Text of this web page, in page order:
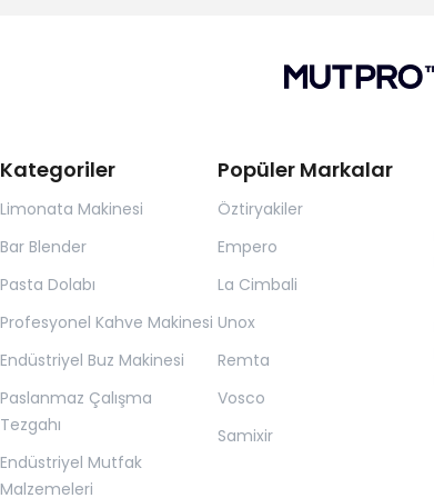
Kategoriler
Limonata Makinesi
Bar Blender
Pasta Dolabı
Profesyonel Kahve Makinesi
Endüstriyel Buz Makinesi
Paslanmaz Çalışma
Tezgahı
Endüstriyel Mutfak
Malzemeleri
Popüler Markalar
Öztiryakiler
Empero
La Cimbali
Unox
Remta
Vosco
Samixir